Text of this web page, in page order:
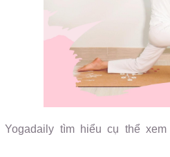
tìm hiểu cụ thể